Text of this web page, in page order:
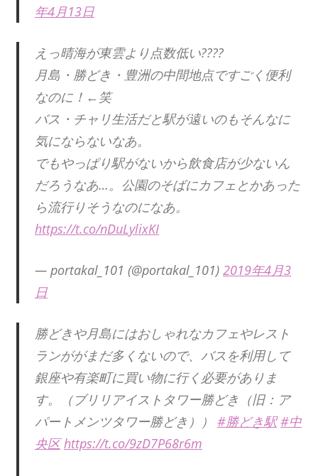
年4月13日
えっ晴海が東雲より点数低い????
月島・勝どき・豊洲の中間地点ですごく便利
なのに！←笑
バス・チャリ生活だと駅が遠いのもそんなに
気にならないなあ。
でもやっぱり駅がないから飲食店が少ないん
だろうなあ…。公園のそばにカフェとかあった
ら流行りそうなのになあ。
https://t.co/nDuLylixKI
— portakal_101 (@portakal_101) 2019年4月3
日
勝どきや月島にはおしゃれなカフェやレスト
ランががまだ多くないので、バスを利用して
銀座や有楽町に買い物に行く必要がありま
す。（ブリリアイストタワー勝どき（旧：ア
パートメンツタワー勝どき）） #勝どき駅 #中
央区 https://t.co/9zD7P68r6m